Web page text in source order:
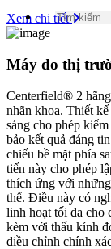
Xem chi tiết
Máy đo thị
Centerfield® 2
nhãn khoa. Thiết
sáng cho phép
bảo kết quả đáng
chiếu bề mặt phía
tiến này cho phép
thích ứng với
thể. Điều này có
linh hoạt tối đa cho
kèm với thấu kính
điều chỉnh chính